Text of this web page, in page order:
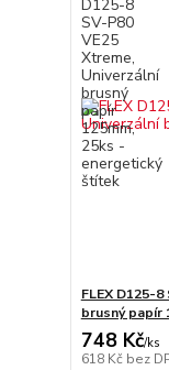
FLEX D125-
brusný papír
748 Kč/ks
618 Kč bez